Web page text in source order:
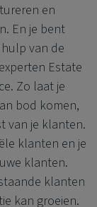
en
En je bent
van de
Estate
Zo laat je
bod komen,
van je klanten.
klanten en je
klanten.
klanten
kan groeien.